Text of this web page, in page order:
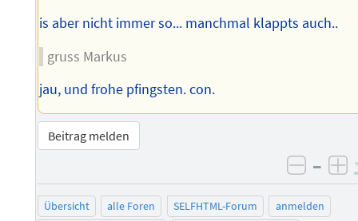
is aber nicht immer so... manchmal klappts auch..
gruss Markus
jau, und frohe pfingsten. con.
Beitrag melden
–
Übersicht alle Foren SELFHTML-Forum
anmelden